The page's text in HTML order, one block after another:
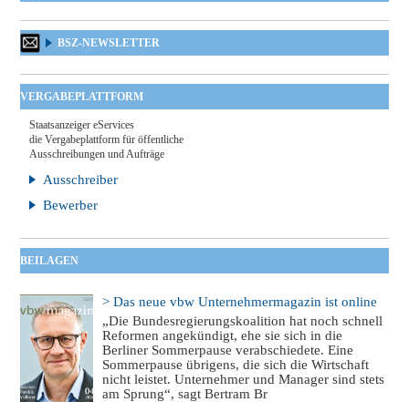
BSZ-NEWSLETTER
VERGABEPLATTFORM
Staatsanzeiger eServices
die Vergabeplattform für öffentliche
Ausschreibungen und Aufträge
Ausschreiber
Bewerber
BEILAGEN
> Das neue vbw Unternehmermagazin ist online
„Die Bundesregierungskoalition hat noch schnell
Reformen angekündigt, ehe sie sich in die
Berliner Sommerpause verabschiedete. Eine
Sommerpause übrigens, die sich die Wirtschaft
nicht leistet. Unternehmer und Manager sind stets
am Sprung“, sagt Bertram Br